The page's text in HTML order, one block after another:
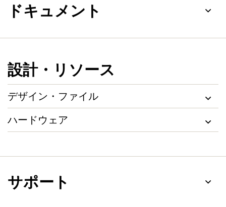
ドキュメント
設計・リソース
デザイン・ファイル
ハードウェア
サポート